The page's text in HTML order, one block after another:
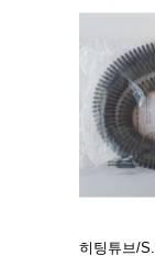
히팅튜브/